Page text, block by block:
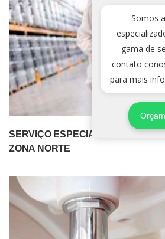
SERVIÇO ESPECIALIZADO DE
ZONA NORTE
Somos
gama de
contato
para mais